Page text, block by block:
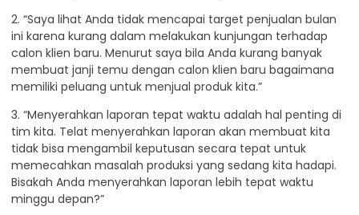
2. “Saya lihat Anda tidak mencapai target penjualan bulan
ini karena kurang dalam melakukan kunjungan terhadap
calon klien baru. Menurut saya bila Anda kurang banyak
membuat janji temu dengan calon klien baru bagaimana
memiliki peluang untuk menjual produk kita.”
3. “Menyerahkan laporan tepat waktu adalah hal penting di
tim kita. Telat menyerahkan laporan akan membuat kita
tidak bisa mengambil keputusan secara tepat untuk
memecahkan masalah produksi yang sedang kita hadapi.
Bisakah Anda menyerahkan laporan lebih tepat waktu
minggu depan?”